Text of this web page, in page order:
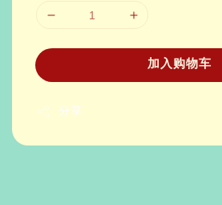
加入购物车
分享